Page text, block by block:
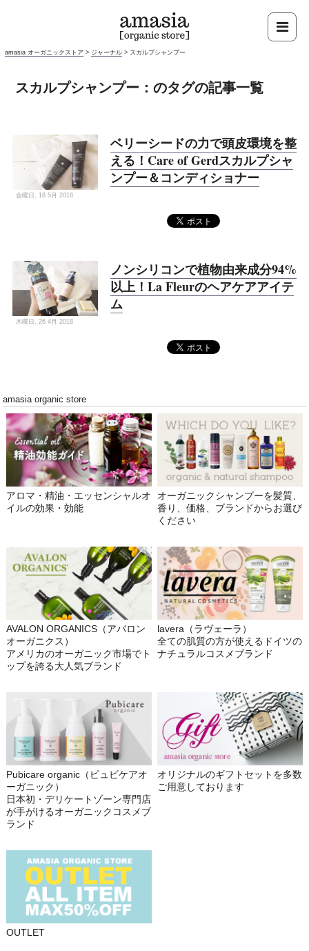
amasia オーガニックストア > ジャーナル > スカルプシャンプー
スカルプシャンプー：のタグの記事一覧
ベリーシードの力で頭皮環境を整
える！Care of Gerdスカルプシャ
ンプー＆コンディショナー
金曜日, 18 5月 2018
ノンシリコンで植物由来成分94%
以上！La Fleurのヘアケアアイテ
ム
木曜日, 26 4月 2018
amasia organic store
アロマ・精油・エッセンシャルオ
イルの効果・効能
オーガニックシャンプーを髪質、
香り、価格、ブランドからお選び
ください
AVALON ORGANICS（アバロン
オーガニクス）
アメリカのオーガニック市場でト
ップを誇る大人気ブランド
lavera（ラヴェーラ）
全ての肌質の方が使えるドイツの
ナチュラルコスメブランド
Pubicare organic（ピュビケアオ
ーガニック）
日本初・デリケートゾーン専門店
が手がけるオーガニックコスメブ
ランド
オリジナルのギフトセットを多数
ご用意しております
OUTLET